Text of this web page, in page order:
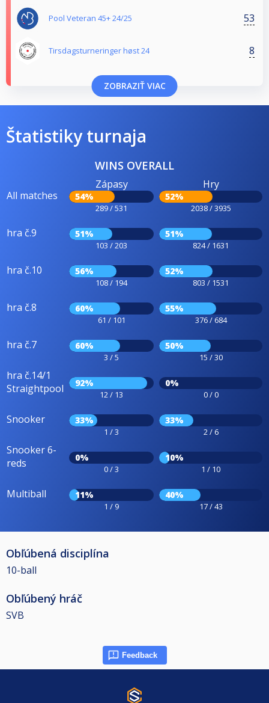
Pool Veteran 45+ 24/25 53
Tirsdagsturneringer høst 24 8
ZOBRAZIŤ VIAC
Štatistiky turnaja
WINS OVERALL
All matches
Zápasy
54%
289 / 531
Hry
52%
2038 / 3935
hra č.9 51%
103 / 203
51%
824 / 1631
hra č.10 56%
108 / 194
52%
803 / 1531
hra č.8 60%
61 / 101
55%
376 / 684
hra č.7 60%
3 / 5
50%
15 / 30
hra č.14/1
Straightpool
92%
12 / 13
0%
0 / 0
Snooker 33%
1 / 3
33%
2 / 6
Snooker 6-
reds
0%
0 / 3
10%
1 / 10
Multiball 11%
1 / 9
40%
17 / 43
Obľúbená disciplína
10-ball
Obľúbený hráč
SVB
Feedback